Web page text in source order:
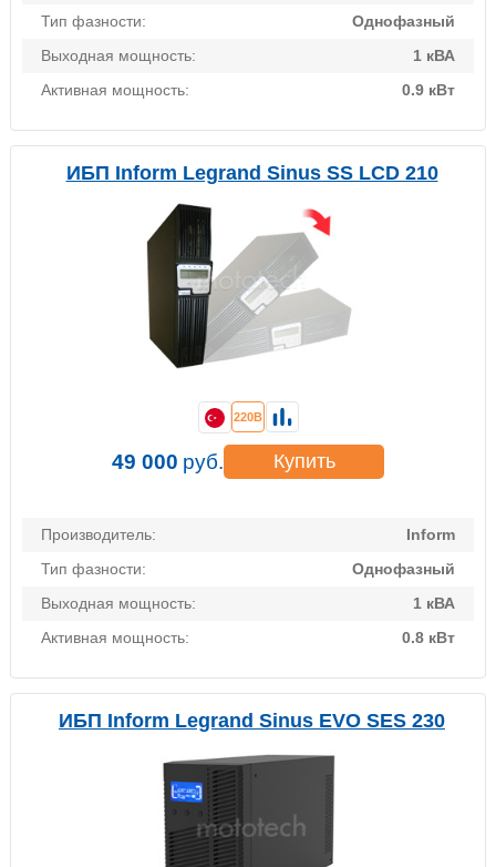
Тип фазности:
Однофазный
Выходная мощность:
1 кВА
Активная мощность:
0.9 кВт
ИБП Inform Legrand Sinus SS LCD 210
Производитель:
Inform
Тип фазности:
Однофазный
Выходная мощность:
1 кВА
Активная мощность:
0.8 кВт
220В
49 000 руб. Купить
ИБП Inform Legrand Sinus EVO SES 230